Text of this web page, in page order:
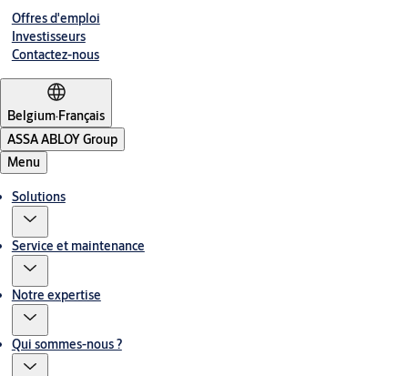
Offres d'emploi
Investisseurs
Contactez-nous
Belgium·Français
ASSA ABLOY Group
Menu
Solutions
Service et maintenance
Notre expertise
Qui sommes-nous ?